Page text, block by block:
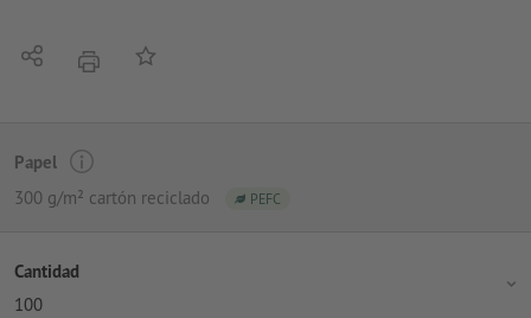
CompartirimprimirAñadir a lista de favoritos
Papel
300 g/m² cartón reciclado
PEFC
Cantidad
100